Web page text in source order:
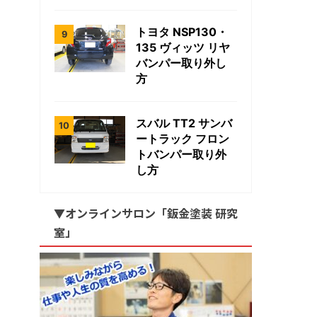
トヨタ NSP130・
135 ヴィッツ リヤ
バンパー取り外し
方
スバル TT2 サンバ
ートラック フロン
トバンパー取り外
し方
▼オンラインサロン「鈑金塗装 研究
室」